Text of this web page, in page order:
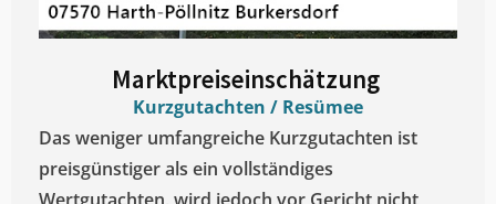
Marktpreiseinschätzung ​
Kurzgutachten / Resümee
Das weniger umfangreiche Kurzgutachten ist
preisgünstiger als ein vollständiges